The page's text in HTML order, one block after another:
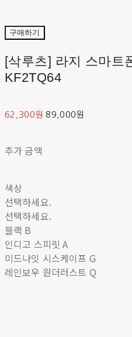
구매하기
[삭루츠] 라지 스마트
KF2TQ64
62,300원89,000원
추가 금액
색상
선택하세요.
선택하세요.
블랙 B
인디고 스피릿 A
미드나잇 시스케이프 G
레인보우 원더러스트 Q